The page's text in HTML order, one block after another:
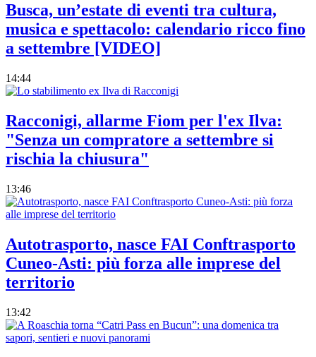
Busca, un’estate di eventi tra cultura,
musica e spettacolo: calendario ricco fino
a settembre [VIDEO]
14:44
Racconigi, allarme Fiom per l'ex Ilva:
"Senza un compratore a settembre si
rischia la chiusura"
13:46
Autotrasporto, nasce FAI Conftrasporto
Cuneo-Asti: più forza alle imprese del
territorio
13:42